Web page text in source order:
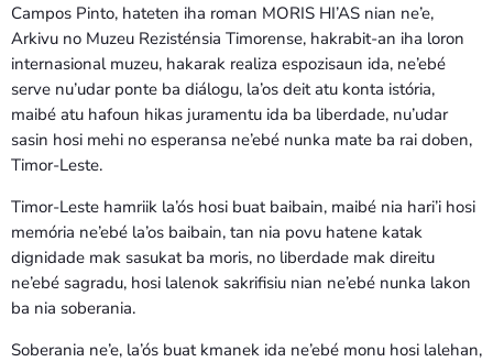
Campos Pinto, hateten iha roman MORIS HI’AS nian ne’e,
Arkivu no Muzeu Rezisténsia Timorense, hakrabit-an iha loron
internasional muzeu, hakarak realiza espozisaun ida, ne’ebé
serve nu’udar ponte ba diálogu, la’os deit atu konta istória,
maibé atu hafoun hikas juramentu ida ba liberdade, nu’udar
sasin hosi mehi no esperansa ne’ebé nunka mate ba rai doben,
Timor-Leste.
Timor-Leste hamriik la’ós hosi buat baibain, maibé nia hari’i hosi
memória ne’ebé la’os baibain, tan nia povu hatene katak
dignidade mak sasukat ba moris, no liberdade mak direitu
ne’ebé sagradu, hosi lalenok sakrifisiu nian ne’ebé nunka lakon
ba nia soberania.
Soberania ne’e, la’ós buat kmanek ida ne’ebé monu hosi lalehan,